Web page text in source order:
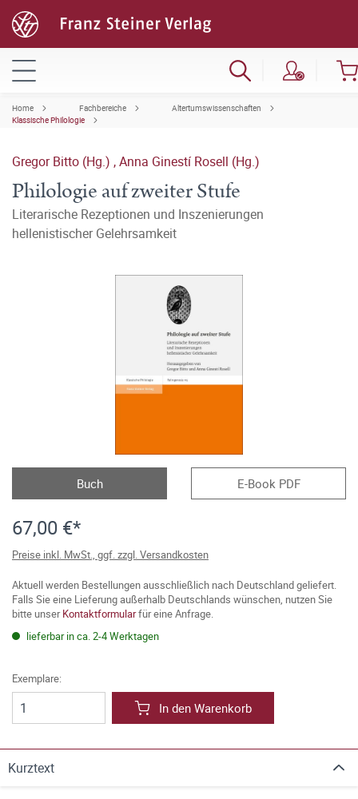
Home Fachbereiche
Altertumswissenschaften
Klassische Philologie
Gregor Bitto (Hg.) ,Anna Ginestí Rosell (Hg.)
Philologie auf zweiter Stufe
Literarische Rezeptionen und Inszenierungen
hellenistischer Gelehrsamkeit
Buch E-Book PDF
67,00 €*
Preise inkl. MwSt., ggf. zzgl. Versandkosten
Aktuell werden Bestellungen ausschließlich nach Deutschland geliefert.
Falls Sie eine Lieferung außerhalb Deutschlands wünschen, nutzen Sie
bitte unserKontaktformularfür eine Anfrage.
lieferbar in ca. 2-4 Werktagen
Exemplare:
In den Warenkorb
Kurztext